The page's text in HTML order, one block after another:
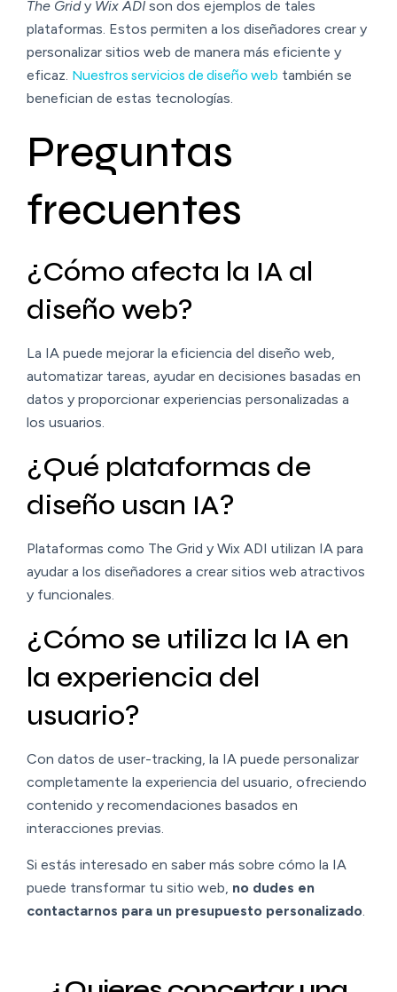
The Gridy Wix ADI son dos ejemplos de tales
plataformas. Estos permiten a los diseñadores crear y
personalizar sitios web de manera más eficiente y
eficaz. Nuestros servicios de diseño web también se
benefician de estas tecnologías.
Preguntas
frecuentes
¿Cómo afecta la IA al
diseño web?
La IA puede mejorar la eficiencia del diseño web,
automatizar tareas, ayudar en decisiones basadas en
datos y proporcionar experiencias personalizadas a
los usuarios.
¿Qué plataformas de
diseño usan IA?
Plataformas como The Grid y Wix ADI utilizan IA para
ayudar a los diseñadores a crear sitios web atractivos
y funcionales.
¿Cómo se utiliza la IA en
la experiencia del
usuario?
Con datos de user-tracking, la IA puede personalizar
completamente la experiencia del usuario, ofreciendo
contenido y recomendaciones basados en
interacciones previas.
Si estás interesado en saber más sobre cómo la IA
puede transformar tu sitio web, no dudes en
contactarnos para un presupuesto personalizado.